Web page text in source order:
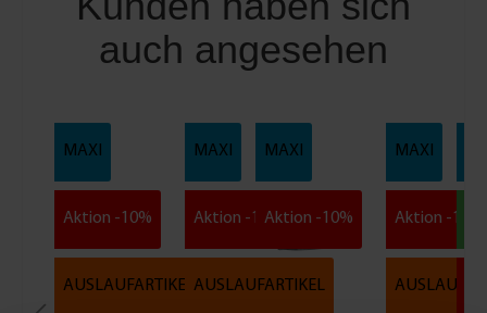
auch angesehen
MAXI
Aktion -10%
AUSLAUFARTIKEL
MAXI
Aktion -10%
AUSLAUFARTIKEL
MAXI
Aktion -10%
MAXI
Aktion -10%